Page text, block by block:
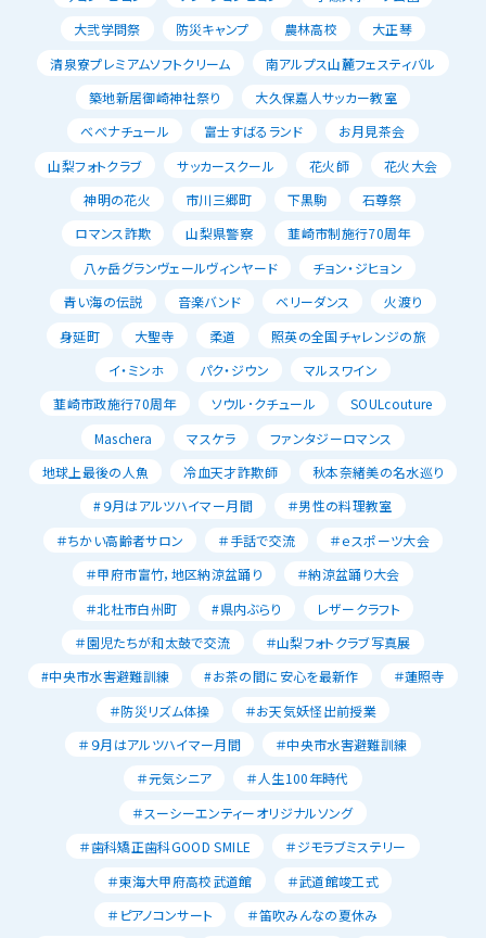
大弐学問祭
防災キャンプ 農林高校
大正琴
清泉寮プレミアムソフトクリーム
南アルプス山麓フェスティバル
築地新居御崎神社祭り
大久保嘉人サッカー教室
べべナチュール
富士すばるランド
お月見茶会
山梨フォトクラブ
サッカースクール 花火師
花火大会
神明の花火
市川三郷町 下黒駒
石尊祭
ロマンス詐欺
山梨県警察
韮崎市制施行70周年
八ヶ岳グランヴェールヴィンヤード
チョン・ジヒョン
青い海の伝説
音楽バンド ベリーダンス
火渡り
身延町
大聖寺 柔道
照英の全国チャレンジの旅
イ・ミンホ
パク・ジウン
マルスワイン
韮崎市政施行70周年
ソウル･クチュール
SOULcouture
Maschera
マスケラ
ファンタジーロマンス
地球上最後の人魚
冷血天才詐欺師
秋本奈緒美の名水巡り
#９月はアルツハイマー月間
＃男性の料理教室
＃ちかい高齢者サロン
＃手話で交流
＃ｅスポーツ大会
＃甲府市富竹，地区納涼盆踊り
＃納涼盆踊り大会
＃北杜市白州町
#県内ぶらり
レザークラフト
＃園児たちが和太鼓で交流
＃山梨フォトクラブ写真展
#中央市水害避難訓練
#お茶の間に安心を最新作
＃蓮照寺
＃防災リズム体操
＃お天気妖怪出前授業
＃９月はアルツハイマー月間
＃中央市水害避難訓練
＃元気シニア
＃人生100年時代
＃スーシーエンティーオリジナルソング
＃歯科矯正歯科GOOD SMILE
＃ジモラブミステリー
＃東海大甲府高校武道館
＃武道館竣工式
＃ピアノコンサート
＃笛吹みんなの夏休み